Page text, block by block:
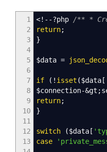
1
2
3
4
5
6
7
8
9
10
11
12
13
<!--?php /** *
return;
}
$data =
if ( ! isset ($data [
$connection-&gt ;
return;
}
switch ($data [
case